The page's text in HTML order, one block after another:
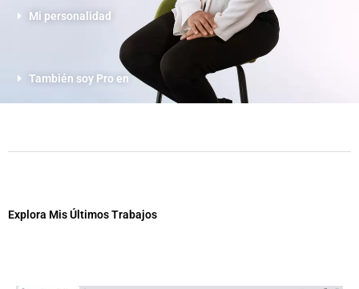
Mi personalidad
También soy Pro en
Explora Mis Últimos Trabajos